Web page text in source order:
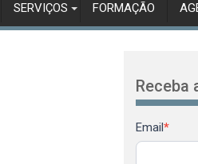
SERVIÇOS FORMAÇÃO
Receba
Newsletter
Email *